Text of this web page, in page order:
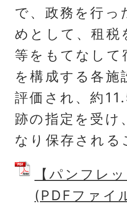
で、政務を行っ
めとして、租税
等をもてなして
を構成する各
評価され、約
跡の指定を受け
なり保存され
【パンフレ
(PDFファイ